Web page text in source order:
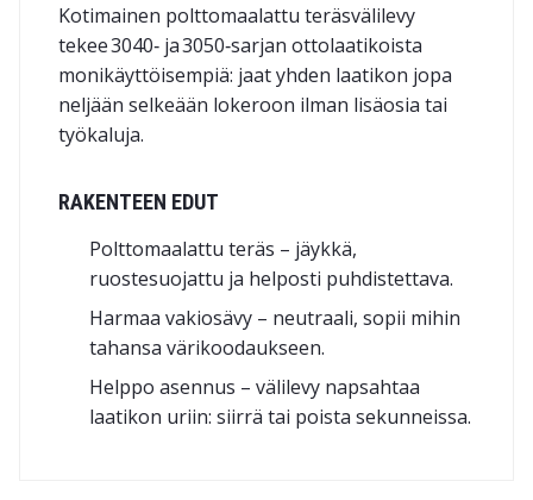
Kotimainen polttomaalattu teräsvälilevy
tekee 3040‑ ja 3050‑sarjan ottolaatikoista
monikäyttöisempiä: jaat yhden laatikon jopa
neljään selkeään lokeroon ilman lisäosia tai
työkaluja.
RAKENTEEN EDUT
Polttomaalattu teräs – jäykkä,
ruostesuojattu ja helposti puhdistettava.
Harmaa vakiosävy – neutraali, sopii mihin
tahansa värikoodaukseen.
Helppo asennus – välilevy napsahtaa
laatikon uriin: siirrä tai poista sekunneissa.